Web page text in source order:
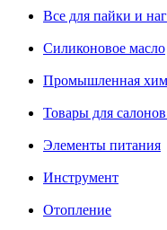
Все для пайки и
Силиконовое масло
Промышленная
Товары для
Элементы питания
Инструмент
Отопление